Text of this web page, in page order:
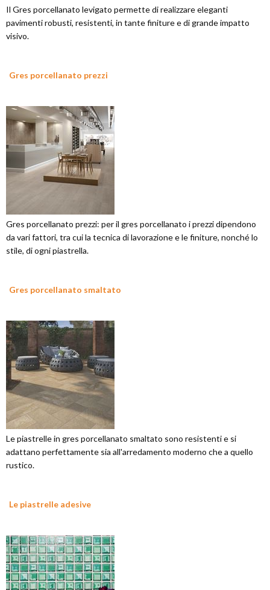
Il Gres porcellanato levigato permette di realizzare eleganti
pavimenti robusti, resistenti, in tante finiture e di grande impatto
visivo.
Gres porcellanato prezzi
Gres porcellanato prezzi: per il gres porcellanato i prezzi dipendono
da vari fattori, tra cui la tecnica di lavorazione e le finiture, nonché lo
stile, di ogni piastrella.
Gres porcellanato smaltato
Le piastrelle in gres porcellanato smaltato sono resistenti e si
adattano perfettamente sia all'arredamento moderno che a quello
rustico.
Le piastrelle adesive